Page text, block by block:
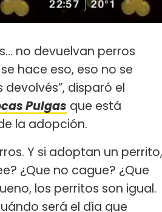
no devuelvan perros
hace eso, eso no se
disparó el
Pulgas que está
la adopción.
Y si adoptan un perrito,
¿Que no cague? ¿Que
los perritos son igual.
será el día que